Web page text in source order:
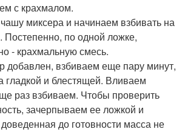
с крахмалом.
миксера и начинаем взбивать на
Постепенно, по одной ложке,
- крахмальную смесь.
добавлен, взбиваем еще пару минут,
гладкой и блестящей. Вливаем
раз взбиваем. Чтобы проверить
зачерпываем ее ложкой и
до готовности масса не